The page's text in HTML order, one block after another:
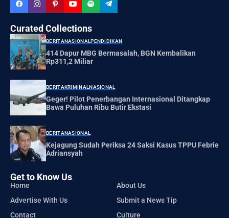
Curated Collections
BERITANASIONALPENDIDIKAN
414 Dapur MBG Bermasalah, BGN Kembalikan
Rp311,2 Miliar
BERITAKRIMINALNASIONAL
Geger! Pilot Penerbangan Internasional Ditangkap
Bawa Puluhan Ribu Butir Ekstasi
BERITANASIONAL
Kejagung Sudah Periksa 24 Saksi Kasus TPPU Febrie
Adriansyah
Get to Know Us
Home
About Us
Advertise With Us
Submit a News Tip
Contact
Culture